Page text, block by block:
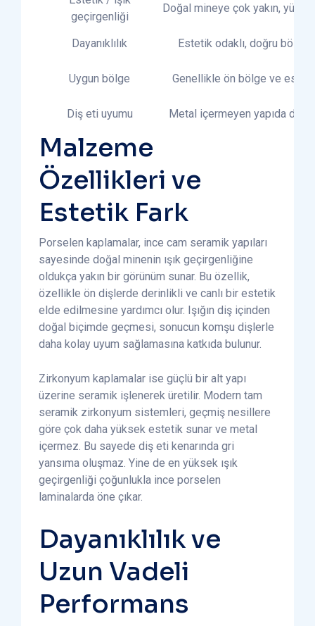
geçirgenliği
Doğal mineye çok yakın,
Dayanıklılık Estetik odaklı, doğru
Uygun bölge Genellikle ön bölge ve
Diş eti uyumu Metal içermeyen yapıda diş
Malzeme
Özellikleri ve
Estetik Fark
Porselen kaplamalar, ince cam seramik yapıları
sayesinde doğal minenin ışık geçirgenliğine
oldukça yakın bir görünüm sunar. Bu özellik,
özellikle ön dişlerde derinlikli ve canlı bir estetik
elde edilmesine yardımcı olur. Işığın diş içinden
doğal biçimde geçmesi, sonucun komşu dişlerle
daha kolay uyum sağlamasına katkıda bulunur.
Zirkonyum kaplamalar ise güçlü bir alt yapı
üzerine seramik işlenerek üretilir. Modern tam
seramik zirkonyum sistemleri, geçmiş nesillere
göre çok daha yüksek estetik sunar ve metal
içermez. Bu sayede diş eti kenarında gri
yansıma oluşmaz. Yine de en yüksek ışık
geçirgenliği çoğunlukla ince porselen
laminalarda öne çıkar.
Dayanıklılık ve
Uzun Vadeli
Performans